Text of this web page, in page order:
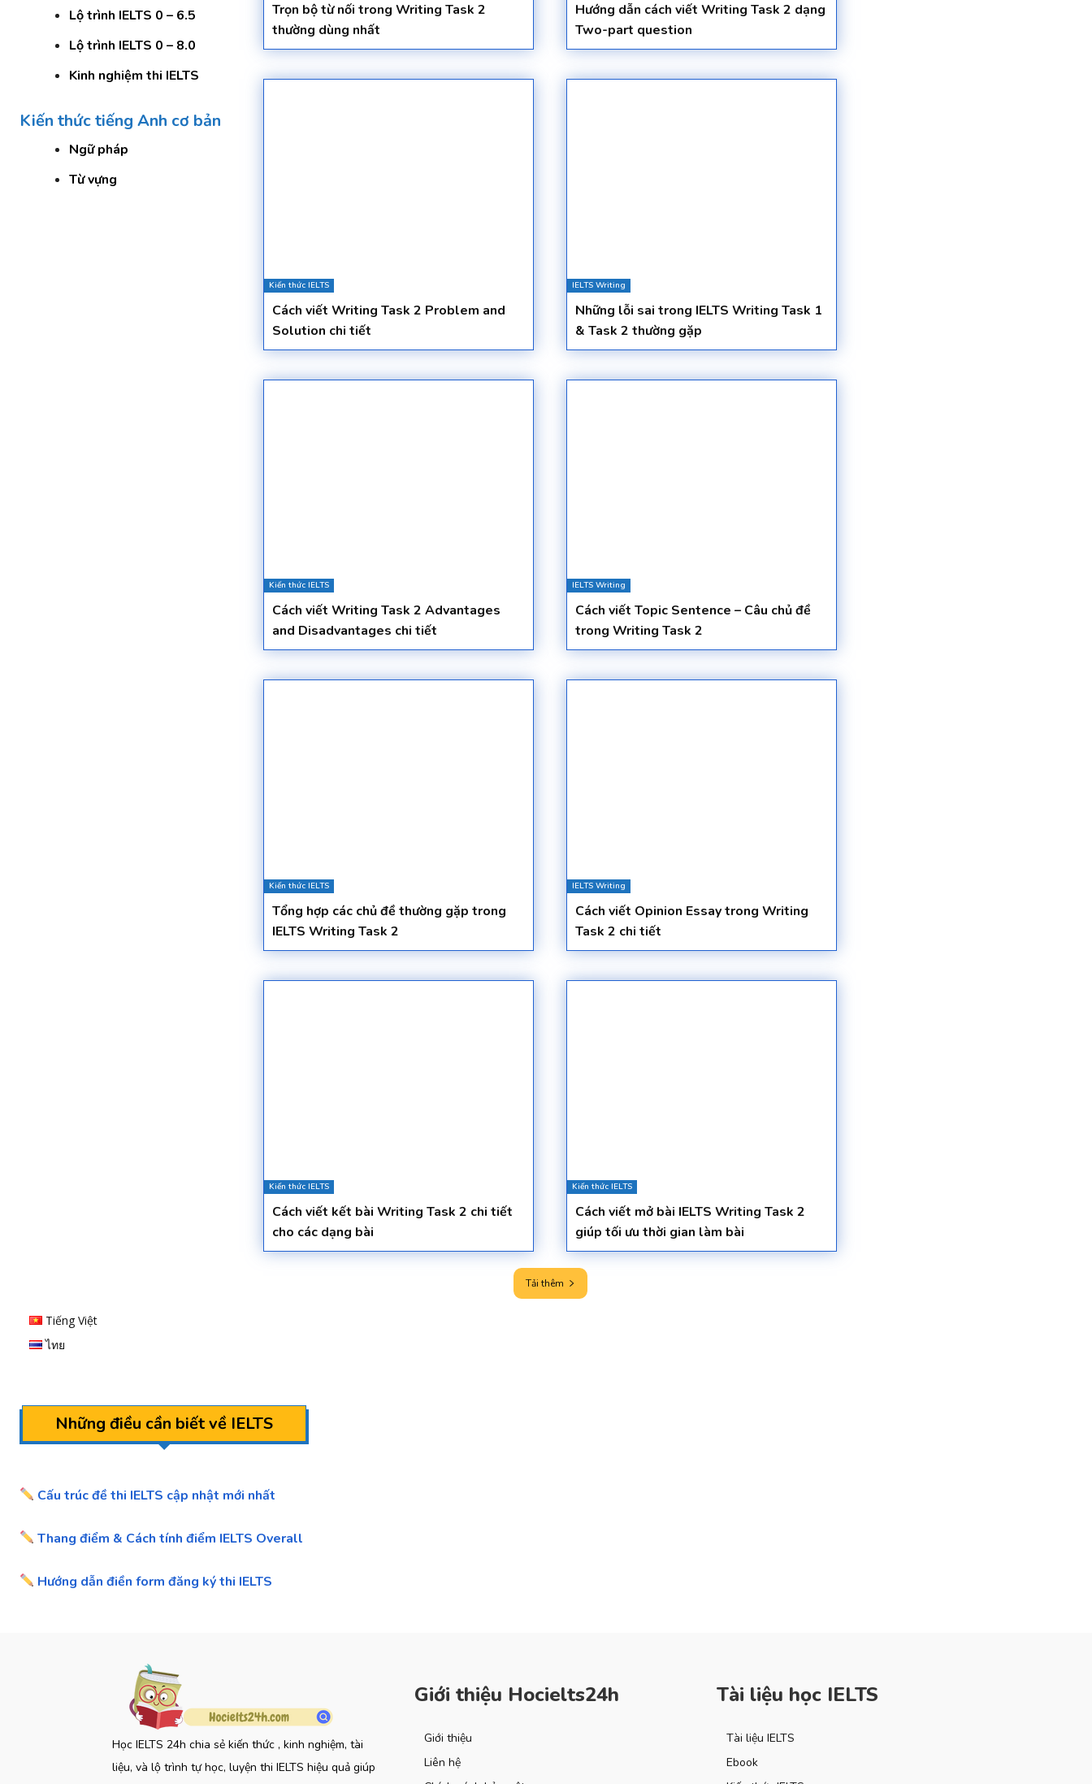
Lộ trình IELTS 0 – 6.5
Lộ trình IELTS 0 – 8.0
Kinh nghiệm thi IELTS
Kiến thức tiếng Anh cơ bản
Ngữ pháp
Từ vựng
Trọn bộ từ nối trong Writing Task 2
thường dùng nhất
Hướng dẫn cách viết Writing Task 2 dạng
Two-part question
Kiến thức IELTS
Cách viết Writing Task 2 Problem and
Solution chi tiết
IELTS Writing
Những lỗi sai trong IELTS Writing Task 1
& Task 2 thường gặp
Kiến thức IELTS
Cách viết Writing Task 2 Advantages
and Disadvantages chi tiết
IELTS Writing
Cách viết Topic Sentence – Câu chủ đề
trong Writing Task 2
Kiến thức IELTS
Tổng hợp các chủ đề thường gặp trong
IELTS Writing Task 2
IELTS Writing
Cách viết Opinion Essay trong Writing
Task 2 chi tiết
Kiến thức IELTS
Cách viết kết bài Writing Task 2 chi tiết
cho các dạng bài
Kiến thức IELTS
Cách viết mở bài IELTS Writing Task 2
giúp tối ưu thời gian làm bài
Tải thêm
Tiếng Việt
ไทย
Những điều cần biết về IELTS
Cấu trúc đề thi IELTS cập nhật mới nhất
Thang điểm & Cách tính điểm IELTS Overall
Hướng dẫn điền form đăng ký thi IELTS
Học IELTS 24h chia sẻ kiến thức , kinh nghiệm, tài
liệu, và lộ trình tự học, luyện thi IELTS hiệu quả giúp
Giới thiệu Hocielts24h
Giới thiệu
Liên hệ
Tài liệu học IELTS
Tài liệu IELTS
Ebook